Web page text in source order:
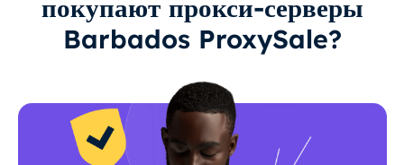
покупают прокси-серверы
Barbados ProxySale?